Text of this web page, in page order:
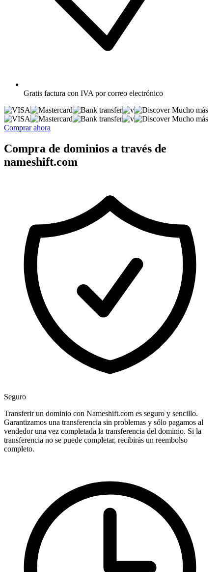
Gratis factura con IVA por correo electrónico
Mucho más
Mucho más
Comprar ahora
Compra de dominios a través de
nameshift.com
Seguro
Transferir un dominio con Nameshift.com es seguro y sencillo.
Garantizamos una transferencia sin problemas y sólo pagamos al
vendedor una vez completada la transferencia del dominio. Si la
transferencia no se puede completar, recibirás un reembolso
completo.